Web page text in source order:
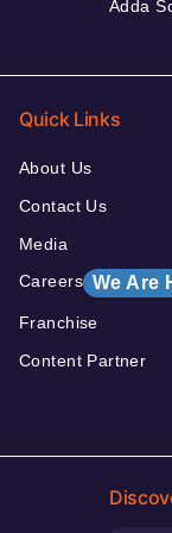
Adda
Quick Links
About Us
Contact Us
Media
Careers We Are
Franchise
Content Partner